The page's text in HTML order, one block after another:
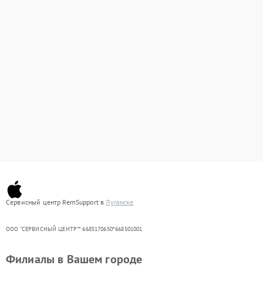
Сервисный центр RemSupport вЛуганске
ООО "СЕРВИСНЫЙ ЦЕНТР"* 6685170650*668501001
Филиалы в Вашем городе